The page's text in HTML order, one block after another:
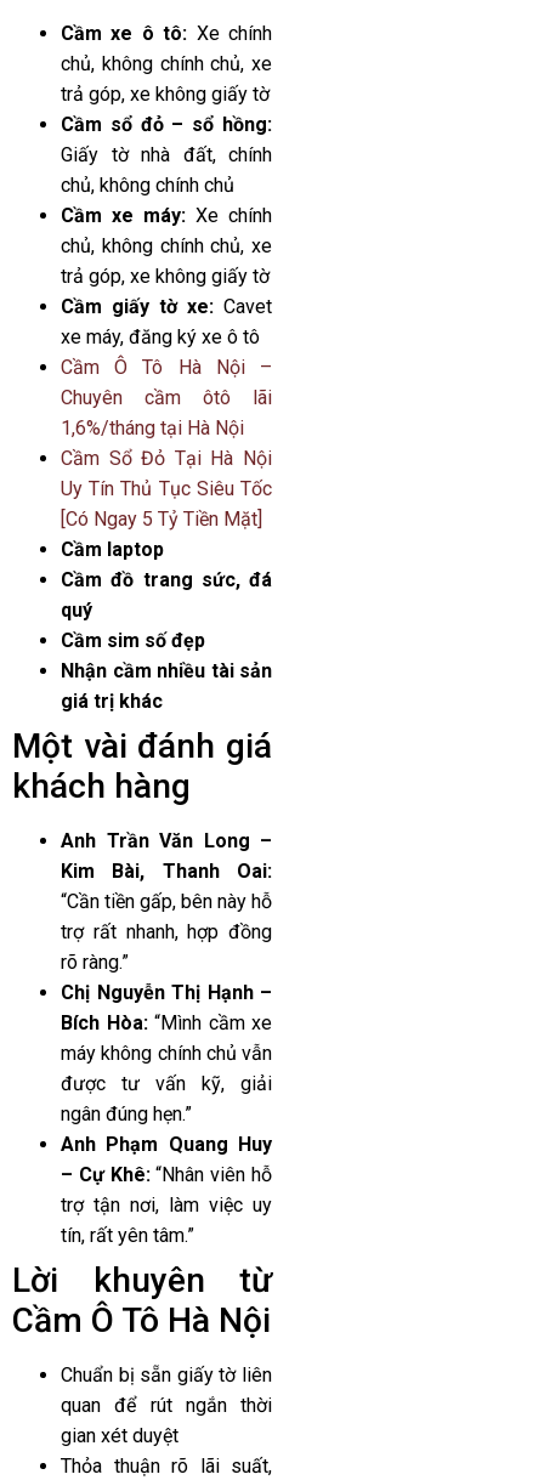
Cầm xe ô tô: Xe chính
chủ, không chính chủ, xe
trả góp, xe không giấy tờ
Cầm sổ đỏ – sổ hồng:
Giấy tờ nhà đất, chính
chủ, không chính chủ
Cầm xe máy: Xe chính
chủ, không chính chủ, xe
trả góp, xe không giấy tờ
Cầm giấy tờ xe: Cavet
xe máy, đăng ký xe ô tô
Cầm Ô Tô Hà Nội –
Chuyên cầm ôtô lãi
1,6%/tháng tại Hà Nội
Cầm Sổ Đỏ Tại Hà Nội
Uy Tín Thủ Tục Siêu Tốc
[Có Ngay 5 Tỷ Tiền Mặt]
Cầm laptop
Cầm đồ trang sức, đá
quý
Cầm sim số đẹp
Nhận cầm nhiều tài sản
giá trị khác
Một vài đánh giá
khách hàng
Anh Trần Văn Long –
Kim Bài, Thanh Oai:
“Cần tiền gấp, bên này hỗ
trợ rất nhanh, hợp đồng
rõ ràng.”
Chị Nguyễn Thị Hạnh –
Bích Hòa:“Mình cầm xe
máy không chính chủ vẫn
được tư vấn kỹ, giải
ngân đúng hẹn.”
Anh Phạm Quang Huy
– Cự Khê:“Nhân viên hỗ
trợ tận nơi, làm việc uy
tín, rất yên tâm.”
Lời khuyên từ
Cầm Ô Tô Hà Nội
Chuẩn bị sẵn giấy tờ liên
quan để rút ngắn thời
gian xét duyệt
Thỏa thuận rõ lãi suất,